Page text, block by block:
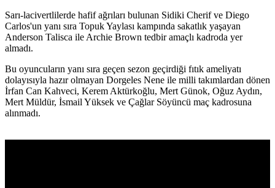
Sarı-lacivertlilerde hafif ağrıları bulunan Sidiki Cherif ve Diego
Carlos'un yanı sıra Topuk Yaylası kampında sakatlık yaşayan
Anderson Talisca ile Archie Brown tedbir amaçlı kadroda yer
almadı.
Bu oyuncuların yanı sıra geçen sezon geçirdiği fıtık ameliyatı
dolayısıyla hazır olmayan Dorgeles Nene ile milli takımlardan dönen
İrfan Can Kahveci, Kerem Aktürkoğlu, Mert Günok, Oğuz Aydın,
Mert Müldür, İsmail Yüksek ve Çağlar Söyüncü maç kadrosuna
alınmadı.